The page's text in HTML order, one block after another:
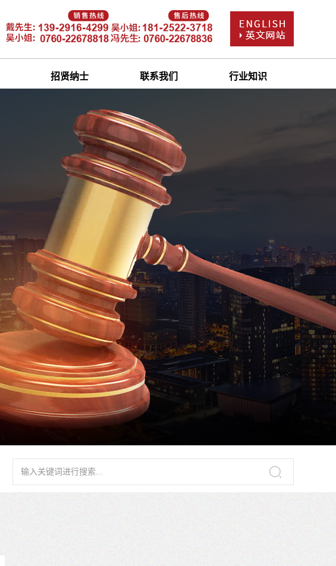
招贤纳士 联系我们 行业知识
5